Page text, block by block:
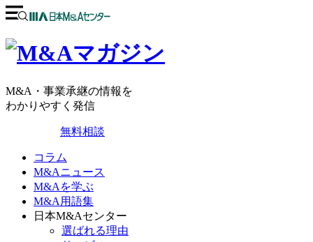
M&A・事業承継の情報を
わかりやすく発信
無料相談
コラム
M&Aニュース
M&Aを学ぶ
M&A用語集
日本M&Aセンター
選ばれる理由